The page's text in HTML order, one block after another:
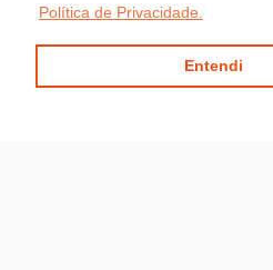
Política de Privacidade.
Entendi
locacaoluciaimoveis@gmail.com